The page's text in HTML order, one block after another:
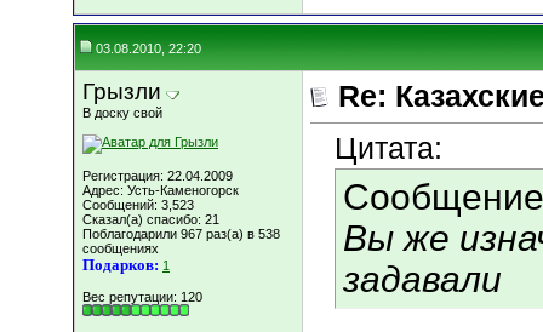
03.08.2010, 22:20
Грызли
В доску свой
Регистрация: 22.04.2009
Адрес: Усть-Каменогорск
Сообщений: 3,523
Сказал(а) спасибо: 21
Поблагодарили 967 раз(а) в 538
сообщениях
Подарков: 1
Вес репутации: 120
Re:
Цитата:
Вы же
задавали